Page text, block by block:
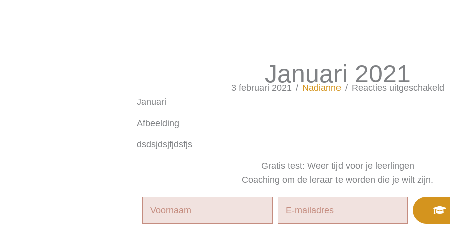
Januari 2021
3 februari 2021 / Nadianne / Reacties uitgeschakeld
Januari
Afbeelding
dsdsjdsjfjdsfjs
Gratis test: Weer tijd voor je leerlingen
Coaching om de leraar te worden die je wilt zijn.